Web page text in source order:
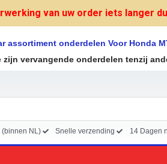
van uw order iets langer
assortiment onderdelen Voor Honda
vervangende onderdelen tenzij
(binnen NL) Snelle verzending 14 Dagen